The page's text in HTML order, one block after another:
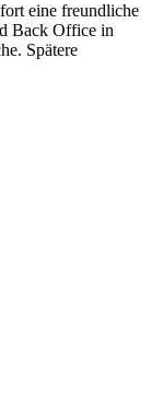
eine freundliche
Back Office in
Spätere